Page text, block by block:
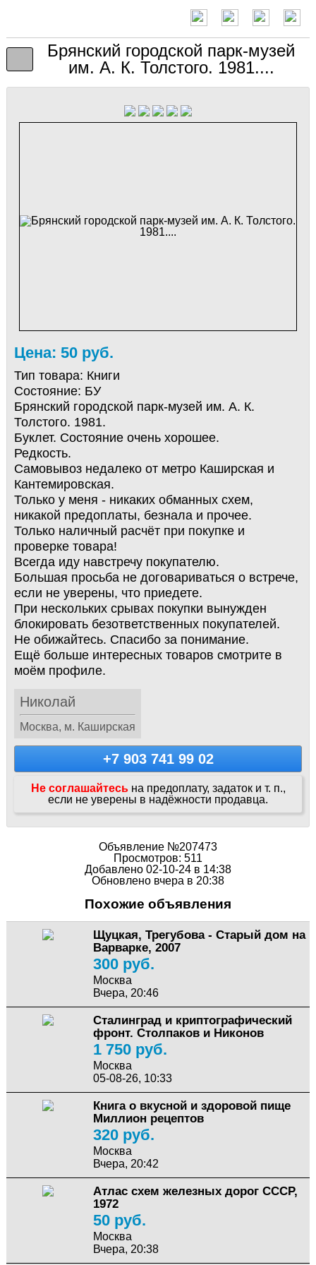
Брянский городской парк-музей
им. А. К. Толстого. 1981....
Цена: 50 руб.
Тип товара: Книги
Состояние: БУ
Брянский городской парк-музей им. А. К.
Толстого. 1981.
Буклет. Состояние очень хорошее.
Редкость.
Самовывоз недалеко от метро Каширская и
Кантемировская.
Только у меня - никаких обманных схем,
никакой предоплаты, безнала и прочее.
Только наличный расчёт при покупке и
проверке товара!
Всегда иду навстречу покупателю.
Большая просьба не договариваться о встрече,
если не уверены, что приедете.
При нескольких срывах покупки вынужден
блокировать безответственных покупателей.
Не обижайтесь. Спасибо за понимание.
Ещё больше интересных товаров смотрите в
моём профиле.
Николай
Москва, м. Каширская
+7 903 741 99 02
Не соглашайтесь на предоплату, задаток и т. п.,
если не уверены в надёжности продавца.
Объявление №207473
Просмотров: 511
Добавлено 02-10-24 в 14:38
Обновлено вчера в 20:38
Похожие объявления
Щуцкая, Трегубова - Старый дом на
Варварке, 2007
300 руб.
Москва
Вчера, 20:46
Сталинград и криптографический
фронт. Столпаков и Никонов
1 750 руб.
Москва
05-08-26, 10:33
Книга о вкусной и здоровой пище
Миллион рецептов
320 руб.
Москва
Вчера, 20:42
Атлас схем железных дорог СССР,
1972
50 руб.
Москва
Вчера, 20:38